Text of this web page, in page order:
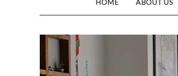
HOME ABOUT US